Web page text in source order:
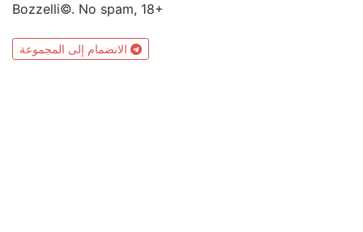
Bozzelli©. No spam, 18+